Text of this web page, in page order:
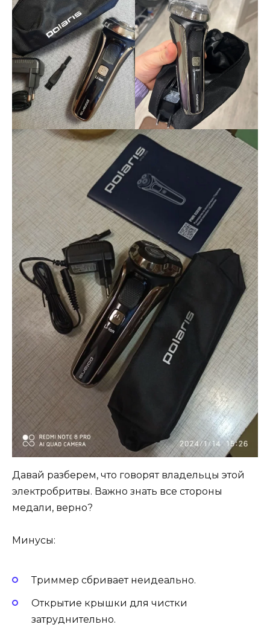
Давай разберем, что говорят владельцы этой
электробритвы. Важно знать все стороны
медали, верно?
Минусы:
Триммер сбривает неидеально.
Открытие крышки для чистки
затруднительно.